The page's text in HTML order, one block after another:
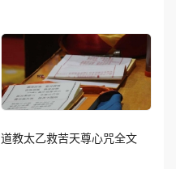
道教太乙救苦天尊心咒全文